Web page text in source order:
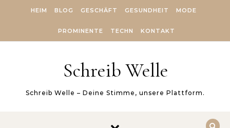
HEIM BLOG GESCHÄFT GESUNDHEIT MODE
PROMINENTE TECHN KONTAKT
Schreib Welle
Schreib Welle – Deine Stimme, unsere Plattform.